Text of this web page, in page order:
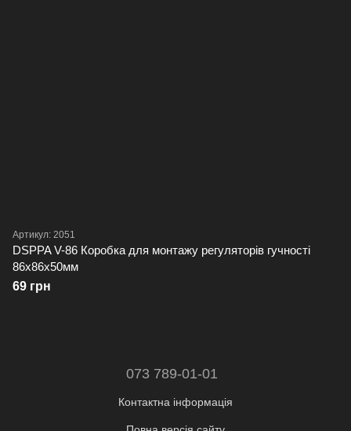
Артикул: 2051
DSPPA V-86 Коробка для монтажу регуляторів гучності
86х86х50мм
69 грн
073 789-01-01
Контактна інформація